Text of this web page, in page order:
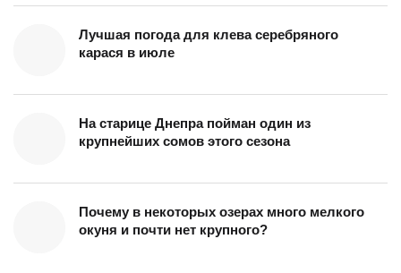
Лучшая погода для клева серебряного
карася в июле
На старице Днепра пойман один из
крупнейших сомов этого сезона
Почему в некоторых озерах много мелкого
окуня и почти нет крупного?